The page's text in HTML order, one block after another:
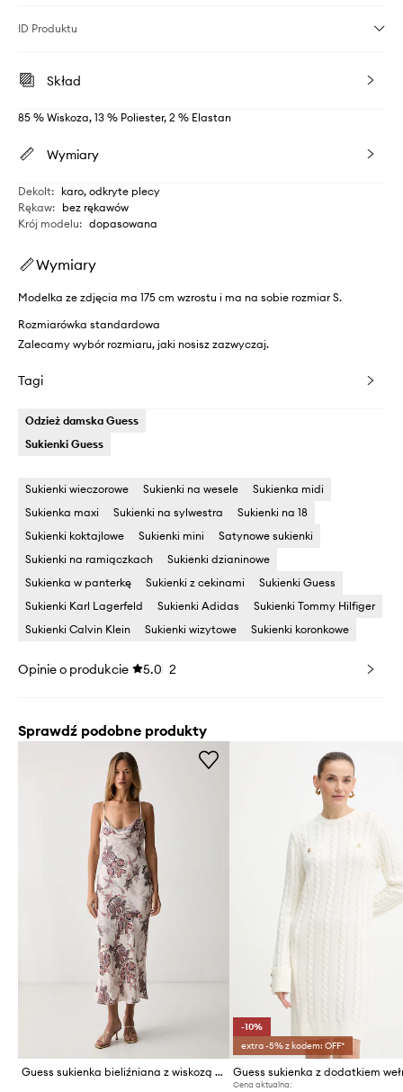
ID Produktu
Skład
85 % Wiskoza, 13 % Poliester, 2 % Elastan
Wymiary
Dekolt: karo, odkryte plecy
Rękaw: bez rękawów
Krój modelu: dopasowana
Wymiary
Modelka ze zdjęcia ma 175 cm wzrostu i ma na sobie rozmiar S.
Rozmiarówka standardowa
Zalecamy wybór rozmiaru, jaki nosisz zazwyczaj.
Tagi
Odzież damska Guess
Sukienki Guess
Sukienki wieczorowe Sukienki na wesele
Sukienka midi
Sukienka maxi
Sukienki na sylwestra
Sukienki na 18
Sukienki koktajlowe
Sukienki mini
Satynowe sukienki
Sukienki na ramiączkach
Sukienki dzianinowe
Sukienka w panterkę
Sukienki z cekinami
Sukienki Guess
Sukienki Karl Lagerfeld
Sukienki Adidas
Sukienki Tommy Hilfiger
Sukienki Calvin Klein
Sukienki wizytowe Sukienki koronkowe
Opinie o produkcie 5.0 2
Sprawdź podobne produkty
Guess sukienka bieliźniana z wiskozą AKILINA
-10%
extra -5% z kodem: OFF*
Cena aktualna: